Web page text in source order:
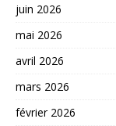
juin 2026
mai 2026
avril 2026
mars 2026
février 2026